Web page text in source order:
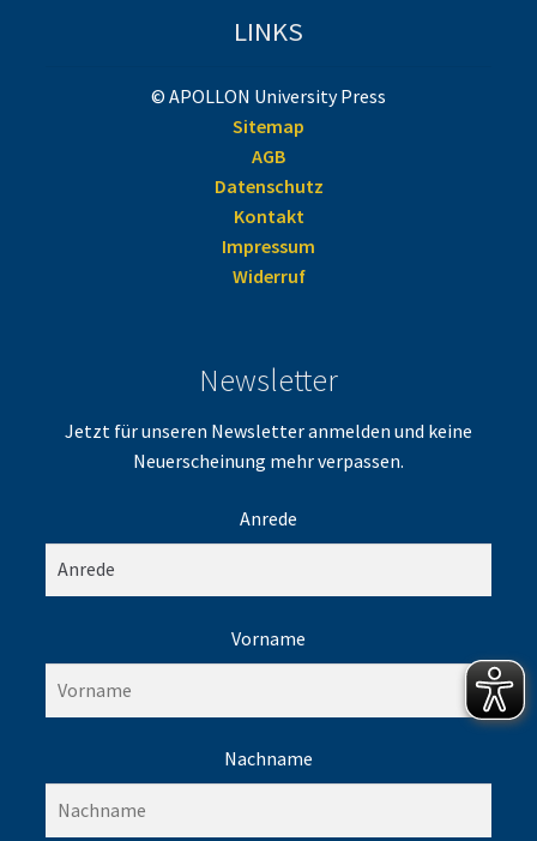
LINKS
© APOLLON University Press
Sitemap
AGB
Datenschutz
Kontakt
Impressum
Widerruf
Newsletter
Jetzt für unseren Newsletter anmelden und keine
Neuerscheinung mehr verpassen.
Anrede
Vorname
Nachname